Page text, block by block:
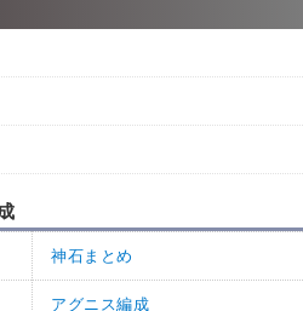
神石まとめ
アグニス編成